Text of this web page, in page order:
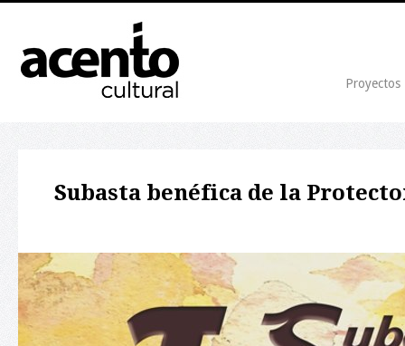
Proyectos
Subasta benéfica de la